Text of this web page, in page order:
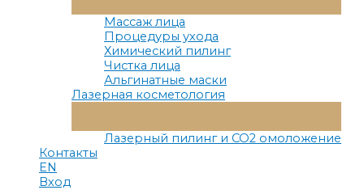
Меню
Массаж лица
Процедуры ухода
Химический пилинг
Чистка лица
Альгинатные маски
Лазерная косметология
Меню
Лазерный пилинг и СО2 омоложение
Контакты
EN
Вход